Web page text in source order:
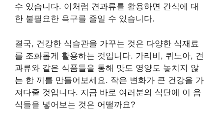
수 있습니다. 이처럼 견과류를 활용하면 간식에 대
한 불필요한 욕구를 줄일 수 있습니다.
결국, 건강한 식습관을 가꾸는 것은 다양한 식재료
를 조화롭게 활용하는 것입니다. 가리비, 퀴노아, 견
과류와 같은 식품들을 통해 맛도 영양도 놓치지 않
는 한 끼를 만들어보세요. 작은 변화가 큰 건강을 가
져다줄 것입니다. 지금 바로 여러분의 식단에 이 음
식들을 넣어보는 것은 어떨까요?